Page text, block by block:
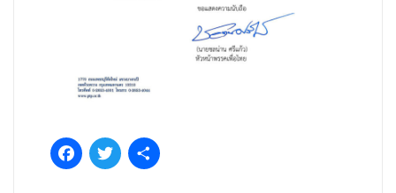
FacebookTwitter